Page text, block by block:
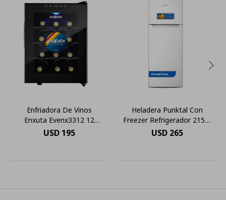
Enfriadora De Vinos
Enxuta Evenx3312 12
Botellas
USD 195
Heladera Punktal Con
Freezer Refrigerador 215 L
Frío Natural Blanco
USD 265